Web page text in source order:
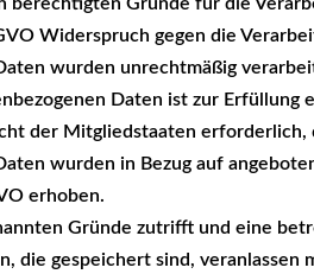
Widerspruch gegen die
wurden unrechtmäßig
Daten ist zur
der Mitgliedstaaten
wurden in Bezug auf
erhoben.
Gründe zutrifft und eine
die gespeichert sind, veranlassen